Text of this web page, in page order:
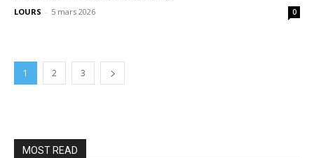
LOURS - 5 mars 2026 0
1 2 3
MOST READ